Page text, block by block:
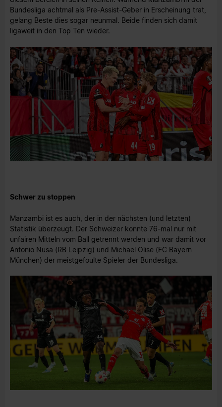
Bundesliga achtmal als Pre-Assist-Geber in Erscheinung trat,
gelang Beste dies sogar neunmal. Beide finden sich damit
ligaweit in den Top Ten wieder.
Schwer zu stoppen
Manzambi ist es auch, der in der nächsten (und letzten)
Statistik überzeugt. Der Schweizer konnte 76-mal nur mit
unfairen Mitteln vom Ball getrennt werden und war damit vor
Antonio Nusa (RB Leipzig) und Michael Olise (FC Bayern
München) der meistgefoulte Spieler der Bundesliga.